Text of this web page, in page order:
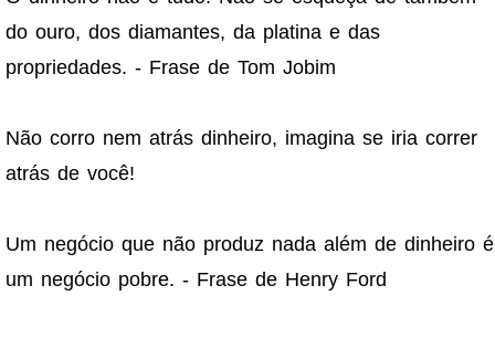
do ouro, dos diamantes, da platina e das
propriedades. - Frase de Tom Jobim
Não corro nem atrás dinheiro, imagina se iria correr
atrás de você!
Um negócio que não produz nada além de dinheiro é
um negócio pobre. - Frase de Henry Ford